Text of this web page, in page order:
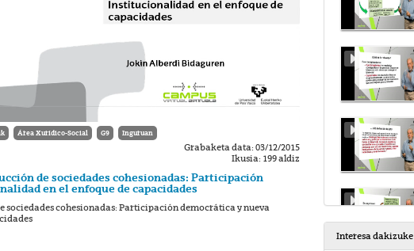
Área Xurídico-Social G9 Inguruan
Grabaketa data: 03/12/2015
Ikusia: 199 aldiz
de sociedades cohesionadas: Participación
en el enfoque de capacidades
sociedades cohesionadas: Participación democrática y nueva
Interesa dakizuke